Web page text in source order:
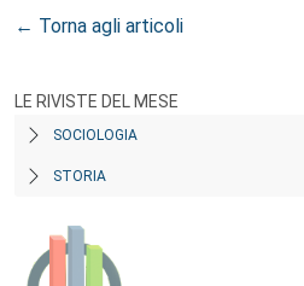
← Torna agli articoli
LE RIVISTE DEL MESE
SOCIOLOGIA
STORIA